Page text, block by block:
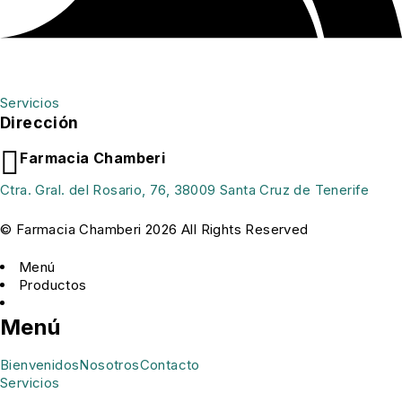
Servicios
Dirección
Farmacia Chamberi
Ctra. Gral. del Rosario, 76, 38009 Santa Cruz de Tenerife
© Farmacia Chamberi 2026 All Rights Reserved
Menú
Productos
Menú
BienvenidosNosotrosContacto
Servicios